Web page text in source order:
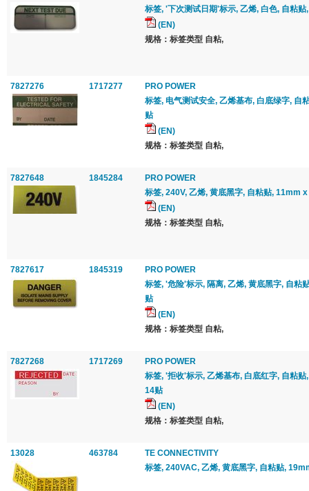
标签, '下次测试日期'标示, 乙烯, 白色, 自粘
(EN)
规格：标签类型 自粘,
7827276 1717277
PRO POWER
标签, 电气测试安全, 乙烯基布, 白底绿字, 自
贴
(EN)
规格：标签类型 自粘,
7827648 1845284
PRO POWER
标签, 240V, 乙烯, 黄底黑字, 自粘贴, 11mm
(EN)
规格：标签类型 自粘,
7827617 1845319
PRO POWER
标签, '危险'标示, 隔离, 乙烯, 黄底黑字, 自粘
贴
(EN)
规格：标签类型 自粘,
7827268 1717269
PRO POWER
标签, '拒收'标示, 乙烯基布, 白底红字, 自粘
14贴
(EN)
规格：标签类型 自粘,
13028 463784
TE CONNECTIVITY
标签, 240VAC, 乙烯, 黄底黑字, 自粘贴,